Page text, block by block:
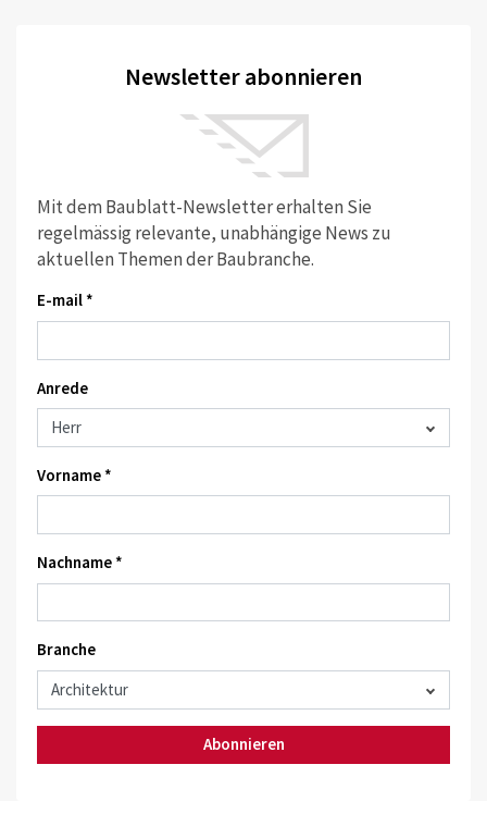
Newsletter abonnieren
Mit dem Baublatt-Newsletter erhalten Sie
regelmässig relevante, unabhängige News zu
aktuellen Themen der Baubranche.
E-mail *
Anrede
Vorname *
Nachname *
Branche
Abonnieren